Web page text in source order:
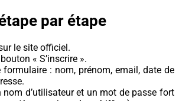
par étape
le site officiel.
« S’inscrire ».
formulaire : nom, prénom, email, date de
nom d’utilisateur et un mot de passe fort